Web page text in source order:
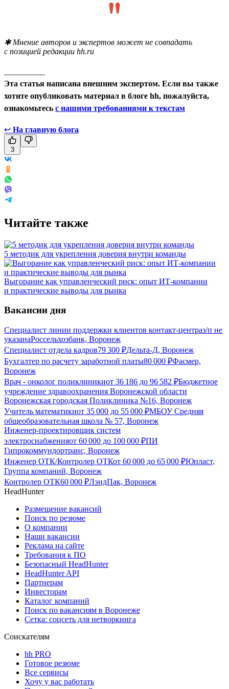
✱ Мнение авторов и экспертов может не совпадать
с позицией редакции hh.ru
Эта статья написана внешним экспертом. Если вы также
хотите опубликовать материал в блоге hh, пожалуйста,
ознакомьтесь с нашими требованиями к текстам
↩ На главную блога
3
Читайте также
5 методик для укрепления доверия внутри команды
Выгорание как управленческий риск: опыт ИТ-компании
и практические выводы для рынка
Вакансии дня
Специалист линии поддержки клиентов контакт-центраз/п не
указанаРоссельхозбанк, Воронеж
Специалист отдела кадров79 300 ₽Дельта-Д, Воронеж
Бухгалтер по расчету заработной платы80 000 ₽Фасмер,
Воронеж
Врач - онколог поликлиникиот 36 186 до 96 582 ₽Бюджетное
учреждение здравоохранения Воронежской области
Воронежская городская Поликлиника №16, Воронеж
Учитель математикиот 35 000 до 55 000 ₽МБОУ Средняя
общеобразовательная школа № 57, Воронеж
Инженер-проектировщик систем
электроснабженияот 60 000 до 100 000 ₽ПИ
Гипрокоммундортранс, Воронеж
Инженер ОТК/Контролер ОТКот 60 000 до 65 000 ₽Юпласт,
Группа компаний, Воронеж
Контролер ОТК60 000 ₽ЛэндПак, Воронеж
HeadHunter
Размещение вакансий
Поиск по резюме
О компании
Наши вакансии
Реклама на сайте
Требования к ПО
Безопасный HeadHunter
HeadHunter API
Партнерам
Инвесторам
Каталог компаний
Поиск по вакансиям в Воронеже
Сетка: соцсеть для нетворкинга
Соискателям
hh PRO
Готовое резюме
Все сервисы
Хочу у вас работать